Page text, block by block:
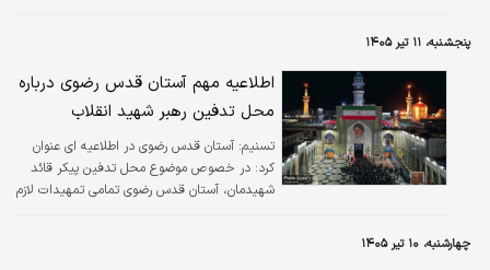
پنجشنبه، ۱۱ تیر ۱۴۰۵
اطلاعیه مهم آستان قدس رضوی درباره
محل تدفین رهبر شهید انقلاب
تسنیم: آستان قدس رضوی در اطلاعیه ای عنوان
کرد: در خصوص موضوع محل تدفین پیکر قائد
شهیدمان، آستان قدس رضوی تمامی تمهیدات لازم
چهارشنبه، ۱۰ تیر ۱۴۰۵